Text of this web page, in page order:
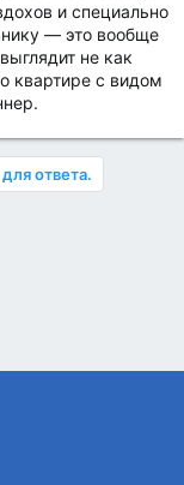
и специально
— это вообще
не как
квартире с видом
ответа.
почта